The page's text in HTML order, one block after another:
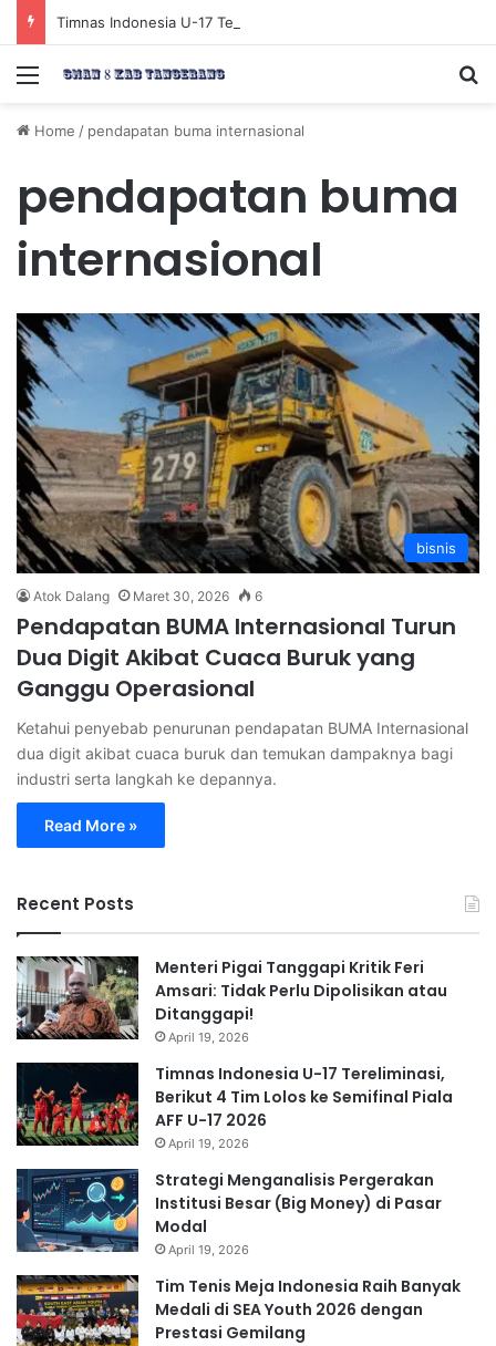
Menu
Home / pendapatan buma internasional
pendapatan buma
internasional
bisnis
Atok Dalang Maret 30, 2026 6
Pendapatan BUMA Internasional Turun
Dua Digit Akibat Cuaca Buruk yang
Ganggu Operasional
Ketahui penyebab penurunan pendapatan BUMA Internasional
dua digit akibat cuaca buruk dan temukan dampaknya bagi
industri serta langkah ke depannya.
Read More »
Recent Posts
Menteri Pigai Tanggapi Kritik Feri
Amsari: Tidak Perlu Dipolisikan atau
Ditanggapi!
April 19, 2026
Timnas Indonesia U-17 Tereliminasi,
Berikut 4 Tim Lolos ke Semifinal Piala
AFF U-17 2026
April 19, 2026
Strategi Menganalisis Pergerakan
Institusi Besar (Big Money) di Pasar
Modal
April 19, 2026
Tim Tenis Meja Indonesia Raih Banyak
Medali di SEA Youth 2026 dengan
Prestasi Gemilang